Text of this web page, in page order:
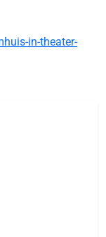
in-theater-